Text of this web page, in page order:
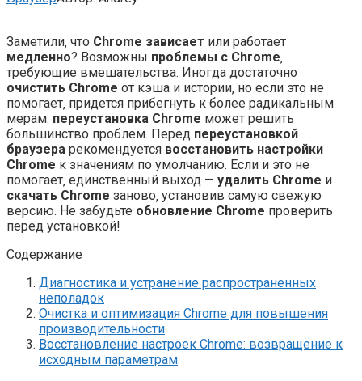
Заметили‚ что Chrome зависает или работает
медленно? Возможны проблемы с Chrome‚
требующие вмешательства. Иногда достаточно
очистить Chrome от кэша и истории‚ но если это не
помогает‚ придется прибегнуть к более радикальным
мерам: переустановка Chrome может решить
большинство проблем. Перед переустановкой
браузера рекомендуется восстановить настройки
Chrome к значениям по умолчанию. Если и это не
помогает‚ единственный выход — удалить Chrome и
скачать Chrome заново‚ установив самую свежую
версию. Не забудьте обновление Chrome проверить
перед установкой!
Содержание
Диагностика и устранение распространенных
неполадок
Очистка и оптимизация Chrome для повышения
производительности
Восстановление настроек Chrome: возвращение к
исходным параметрам